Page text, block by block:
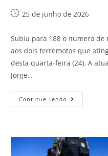
25 de junho de 2026
Subiu para 188 o número de
aos dois terremotos que
desta quarta-feira (24). A
Jorge…
Continue Lendo